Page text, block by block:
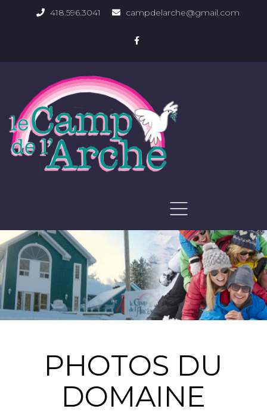
418.596.3041 campdelarche@gmail.com
PHOTOS DU DOMAINE
PHOTOS DU
DOMAINE